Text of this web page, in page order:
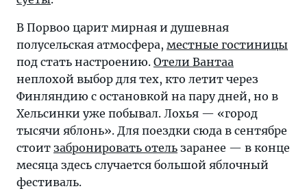
В Порвоо царит мирная и душевная
полусельская атмосфера, местные гостиницы
под стать настроению. Отели Вантаа
неплохой выбор для тех, кто летит через
Финляндию с остановкой на пару дней, но в
Хельсинки уже побывал. Лохья — «город
тысячи яблонь». Для поездки сюда в сентябре
стоит забронировать отель заранее — в конце
месяца здесь случается большой яблочный
фестиваль.